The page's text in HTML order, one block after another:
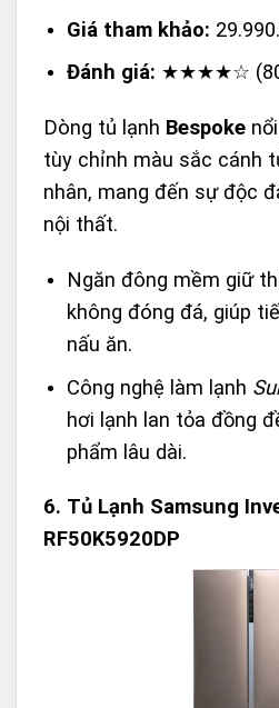
Giá tham khảo:
Đánh giá: ★★★★☆ (80
Dòng tủ lạnh Bespoke
tùy chỉnh màu sắc cánh
nhân, mang đến sự độc
nội thất.
Ngăn đông mềm giữ
không đóng đá, giúp
nấu ăn.
Công nghệ làm lạnh
hơi lạnh lan tỏa đồng
phẩm lâu dài.
6. Tủ Lạnh Samsung
RF50K5920DP